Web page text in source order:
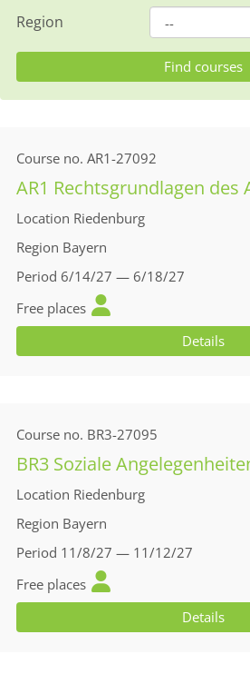
Region
Course no. AR1-27092
AR1 Rechtsgrundlagen des
Location Riedenburg
Region Bayern
Period 6/14/27 — 6/18/27
Free places
Details
Course no. BR3-27095
BR3 Soziale
Location Riedenburg
Region Bayern
Period 11/8/27 — 11/12/27
Free places
Details